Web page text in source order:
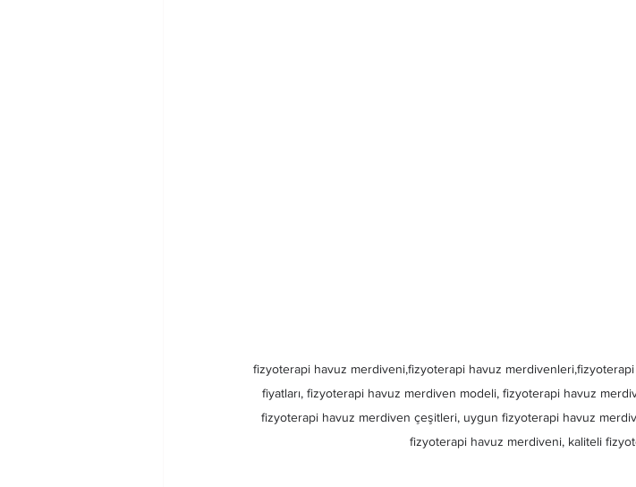
fizyoterapi havuz merdiveni,fizyoterapi havuz
fiyatları, fizyoterapi havuz merdiven modeli, fizyoterapi havuz
fizyoterapi havuz merdiven çeşitleri, uygun fizyoterapi havuz
fizyoterapi havuz merdiveni, kaliteli